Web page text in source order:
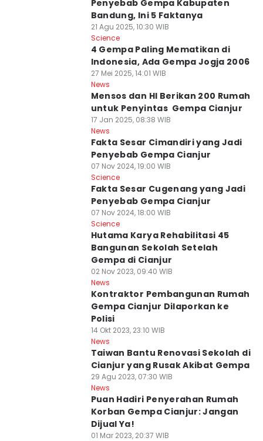
Penyebab Gempa Kabupaten
Bandung, Ini 5 Faktanya
21 Agu 2025, 10:30 WIB
Science
4 Gempa Paling Mematikan di
Indonesia, Ada Gempa Jogja 2006
27 Mei 2025, 14:01 WIB
News
Mensos dan HI Berikan 200 Rumah
untuk Penyintas Gempa Cianjur
17 Jan 2025, 08:38 WIB
News
Fakta Sesar Cimandiri yang Jadi
Penyebab Gempa Cianjur
07 Nov 2024, 19:00 WIB
Science
Fakta Sesar Cugenang yang Jadi
Penyebab Gempa Cianjur
07 Nov 2024, 18:00 WIB
Science
Hutama Karya Rehabilitasi 45
Bangunan Sekolah Setelah
Gempa di Cianjur
02 Nov 2023, 09:40 WIB
News
Kontraktor Pembangunan Rumah
Gempa Cianjur Dilaporkan ke
Polisi
14 Okt 2023, 23:10 WIB
News
Taiwan Bantu Renovasi Sekolah di
Cianjur yang Rusak Akibat Gempa
29 Agu 2023, 07:30 WIB
News
Puan Hadiri Penyerahan Rumah
Korban Gempa Cianjur: Jangan
Dijual Ya!
01 Mar 2023, 20:37 WIB